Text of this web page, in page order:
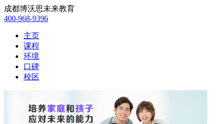
成都博沃思未来教育
400-968-9396
主页
课程
环境
口碑
校区